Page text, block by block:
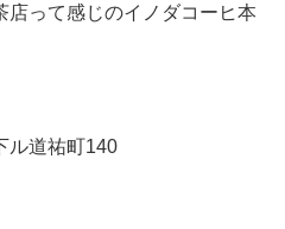
店って感じのイノダコーヒ本
ル道祐町140